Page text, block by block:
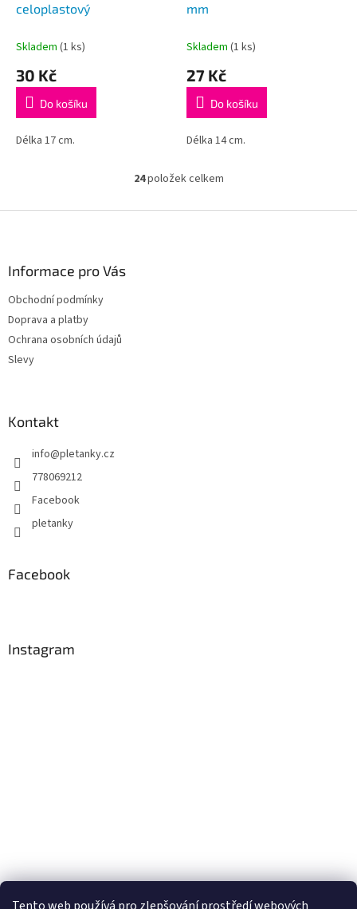
celoplastový
Skladem (1 ks)
30 Kč
Do košíku
Délka 17 cm.
mm
Skladem (1 ks)
27 Kč
Do košíku
Délka 14 cm.
O
l
24položek celkem
Informace pro Vás
Obchodní podmínky
Doprava a platby
Ochrana osobních údajů
Slevy
Kontakt
info@pletanky.cz
778069212
Facebook
pletanky
Facebook
Instagram